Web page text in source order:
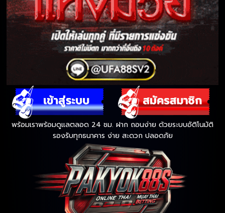
พร้อมเราพร้อมดูแลตลอด 24 ชม. ฝาก ถอนง่าย ด้วยระบบอัติโนมัติ
รองรับทุกธนาคาร ง่าย สะดวก ปลอดภัย